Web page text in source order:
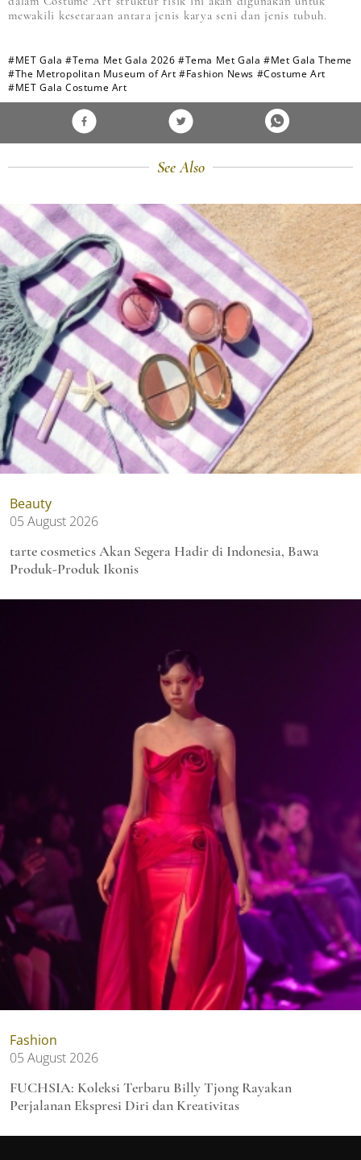
mewakili kesetaraan antara jenis karya seni dan jenis tubuh.
#MET Gala #Tema Met Gala 2026 #Tema Met Gala #Met Gala Theme
#The Metropolitan Museum of Art #Fashion News #Costume Art
#MET Gala Costume Art
See Also
Beauty
05 August 2026
tarte cosmetics Akan Segera Hadir di Indonesia, Bawa
Produk-Produk Ikonis
Fashion
05 August 2026
FUCHSIA: Koleksi Terbaru Billy Tjong Rayakan
Perjalanan Ekspresi Diri dan Kreativitas